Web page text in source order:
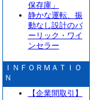
保存庫」
静かな運転、振
動なし設計のバ
ーリック・ワイ
ンセラー
ＩＮＦＯＲＭＡＴＩＯ
Ｎ
【企業間取引】